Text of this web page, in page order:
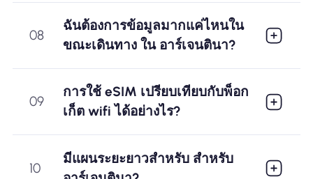
08
ฉันต้องการข้อมูลมากแค่ไหนใน
ขณะเดินทาง ใน อาร์เจนตินา?
09
การใช้ eSIM เปรียบเทียบกับพ็อก
เก็ต wifi ได้อย่างไร?
10
มีแผนระยะยาวสำหรับ สำหรับ